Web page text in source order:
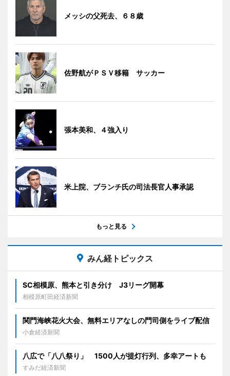
メッシの父死去、６８歳
佐野航がＰＳＶ移籍 サッカー
張本美和、４強入り
米上院、ブランチ氏の司法長官人事承認
もっと見る
みん経トピックス
SC相模原、熊本と引き分け J3リーグ開幕
相模原町田経済新聞
関門海峡花火大会、無料エリアなしの門司側をライブ配信
小倉経済新聞
八広で「八八祭り」 1500人が提灯行列、多幸アートも
すみだ経済新聞